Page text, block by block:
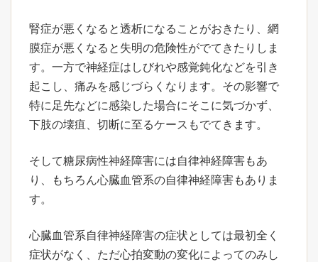
腎症が悪くなると透析になることがおきたり、網
膜症が悪くなると失明の危険性がでてきたりしま
す。一方で神経症はしびれや感覚鈍化などを引き
起こし、痛みを感じづらくなります。その影響で
特に足先などに感染した場合にそこに気づかず、
下肢の壊疽、切断に至るケースもでてきます。
そして糖尿病性神経障害には自律神経障害もあ
り、もちろん心臓血管系の自律神経障害もありま
す。
心臓血管系自律神経障害の症状としては最初全く
症状がなく、ただ心拍変動の変化によってのみし